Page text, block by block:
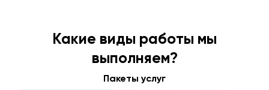
Какие виды работы мы
выполняем?
Пакеты услуг